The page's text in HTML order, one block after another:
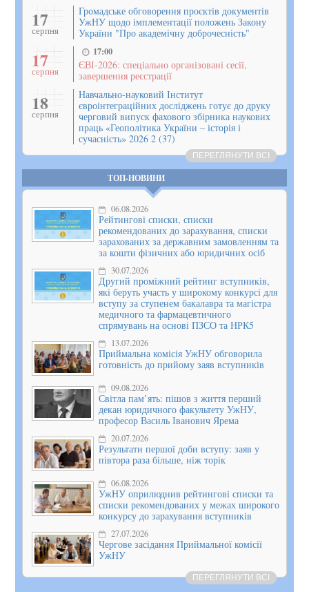
17
серпня
Громадське обговорення проєктів документів
УжНУ щодо імплементації положень Закону
України "Про академічну доброчесність"
17
серпня
17:00
ЄВІ-2026: спеціально організовані сесії,
завершення реєстрації
18
серпня
Навчально-науковий Інститут
євроінтеграційних досліджень готує до друку
черговий випуск фахового збірника наукових
праць «Геополітика України – історія і
сучасність» 2026 2 (37)
ПЕРЕГЛЯНУТИ ВСІ
ТОП-НОВИНИ
06.08.2026
Рейтингові списки, списки
рекомендованих до зарахування, списки
зарахованих за державним замовленням та
за кошти фізичних або юридичних осіб
30.07.2026
Другий проміжний рейтинг вступників,
які беруть участь у широкому конкурсі для
вступу за ступенем бакалавра та магістра
медичного та фармацевтичного
спрямувань на основі ПЗСО та НРК5
13.07.2026
Приймальна комісія УжНУ обговорила
готовність до прийому заяв вступників
09.08.2026
Світла пам’ять: пішов з життя перший
декан юридичного факультету УжНУ,
професор Василь Іванович Ярема
20.07.2026
Результати першої доби вступу: заяв у
півтора раза більше, ніж торік
06.08.2026
УжНУ оприлюднив рейтингові списки та
списки рекомендованих у межах широкого
конкурсу до зарахування вступників
27.07.2026
Чергове засідання Приймальної комісії
УжНУ
ПЕРЕГЛЯНУТИ ВСІ